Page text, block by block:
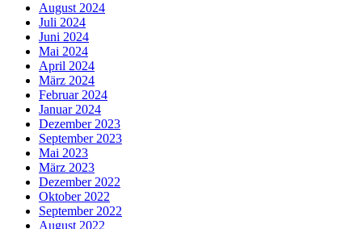
August 2024
Juli 2024
Juni 2024
Mai 2024
April 2024
März 2024
Februar 2024
Januar 2024
Dezember 2023
September 2023
Mai 2023
März 2023
Dezember 2022
Oktober 2022
September 2022
August 2022